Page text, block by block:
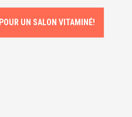
POUR UN SALON VITAMINÉ!